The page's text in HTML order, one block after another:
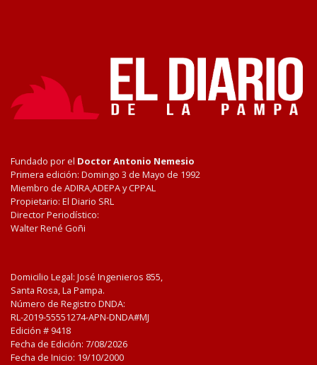
Fundado por el Doctor Antonio Nemesio
Primera edición: Domingo 3 de Mayo de 1992
Miembro de ADIRA,ADEPA y CPPAL
Propietario: El Diario SRL
Director Periodístico:
Walter René Goñi
Domicilio Legal: José Ingenieros 855,
Santa Rosa, La Pampa.
Número de Registro DNDA:
RL-2019-55551274-APN-DNDA#MJ
Edición # 9418
Fecha de Edición: 7/08/2026
Fecha de Inicio: 19/10/2000